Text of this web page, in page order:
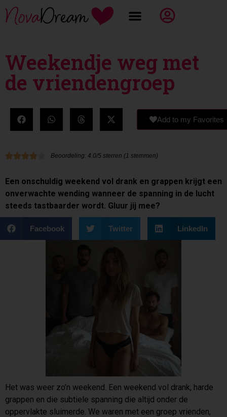
Weekendje weg met
de vriendengroep
Add to my Favorites
Beoordeling: 4.0/5 sterren (1 stemmen)
Een onschuldig weekend vol drank en grappen krijgt een
onverwachte wending wanneer de spanning in de lucht
steeds tastbaarder wordt. Gluur jij mee?
Facebook Twitter LinkedIn
Het was weer zo’n weekend. Een weekend vol drank, harde
grappen en die subtiele spanning die altijd onder de
oppervlakte sluimerde. We waren met een groep vrienden,